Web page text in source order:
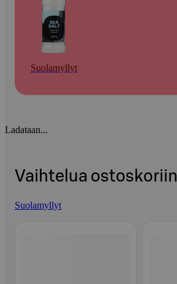
Suolamyllyt
Ladataan...
Vaihtelua ostoskoriin
Suolamyllyt